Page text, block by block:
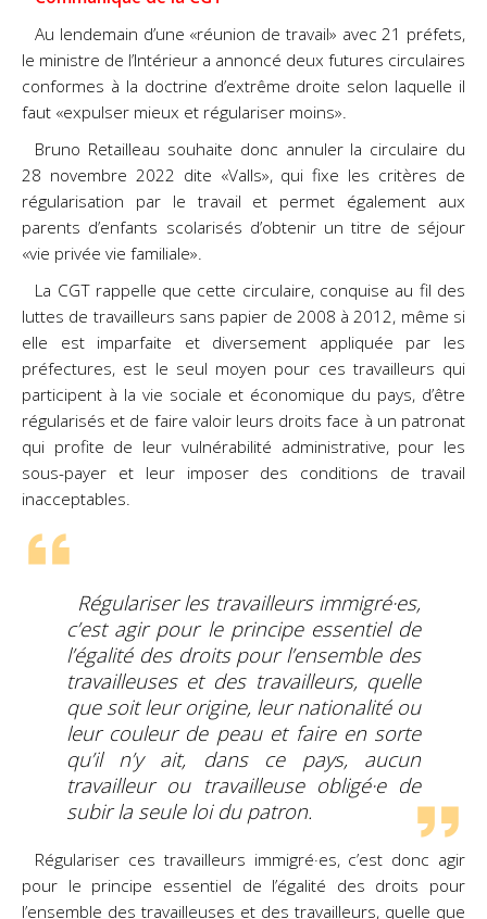
Au lendemain d’une «réunion de travail» avec 21 préfets,
le ministre de l’Intérieur a annoncé deux futures circulaires
conformes à la doctrine d’extrême droite selon laquelle il
faut «expulser mieux et régulariser moins».
Bruno Retailleau souhaite donc annuler la circulaire du
28 novembre 2022 dite «Valls», qui fixe les critères de
régularisation par le travail et permet également aux
parents d’enfants scolarisés d’obtenir un titre de séjour
«vie privée vie familiale».
La CGT rappelle que cette circulaire, conquise au fil des
luttes de travailleurs sans papier de 2008 à 2012, même si
elle est imparfaite et diversement appliquée par les
préfectures, est le seul moyen pour ces travailleurs qui
participent à la vie sociale et économique du pays, d’être
régularisés et de faire valoir leurs droits face à un patronat
qui profite de leur vulnérabilité administrative, pour les
sous-payer et leur imposer des conditions de travail
inacceptables.
Régulariser les travailleurs immigré·es,
c’est agir pour le principe essentiel de
l’égalité des droits pour l’ensemble des
travailleuses et des travailleurs, quelle
que soit leur origine, leur nationalité ou
leur couleur de peau et faire en sorte
qu’il n’y ait, dans ce pays, aucun
travailleur ou travailleuse obligé·e de
subir la seule loi du patron.
Régulariser ces travailleurs immigré·es, c’est donc agir
pour le principe essentiel de l’égalité des droits pour
l’ensemble des travailleuses et des travailleurs, quelle que